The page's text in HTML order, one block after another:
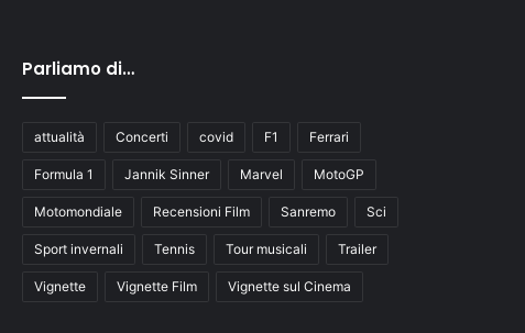
Parliamo di…
attualità Concerti covid F1 Ferrari
Formula 1 Jannik Sinner Marvel MotoGP
Motomondiale Recensioni Film Sanremo Sci
Sport invernali Tennis Tour musicali Trailer
Vignette Vignette Film Vignette sul Cinema